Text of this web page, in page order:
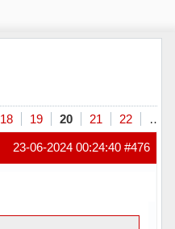
18 19 20 21 22 …
#476
23-06-2024 00:24:40